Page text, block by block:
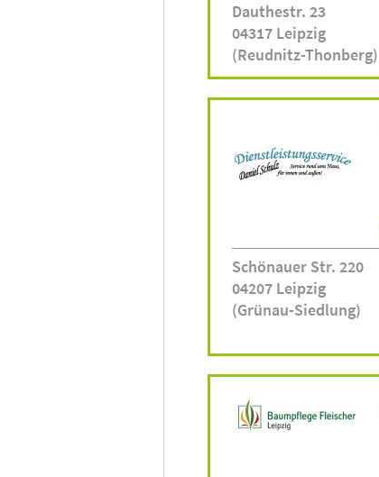
Dauthestr. 23
04317 Leipzig
(Reudnitz-Thonberg)
Schönauer Str. 220
04207 Leipzig
(Grünau-Siedlung)